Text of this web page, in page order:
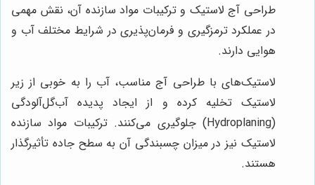
طراحی آج لاستیک و ترکیبات مواد سازنده آن، نقش مهمی
در عملکرد ترمزگیری و فرمان‌پذیری در شرایط مختلف آب و
هوایی دارند.
لاستیک‌های با طراحی آج مناسب، آب را به خوبی از زیر
لاستیک تخلیه کرده و از ایجاد پدیده آب‌گل‌آلودگی
(Hydroplaning) جلوگیری می‌کنند. ترکیبات مواد سازنده
لاستیک نیز در میزان چسبندگی آن به سطح جاده تأثیرگذار
هستند.